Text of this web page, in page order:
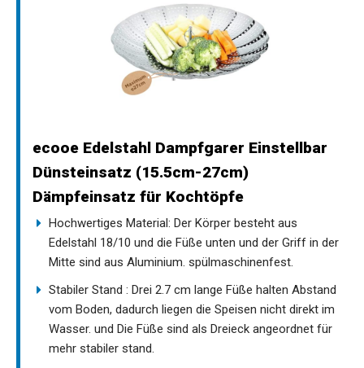
ecooe Edelstahl Dampfgarer Einstellbar
Dünsteinsatz (15.5cm-27cm)
Dämpfeinsatz für Kochtöpfe
Hochwertiges Material: Der Körper besteht aus
Edelstahl 18/10 und die Füße unten und der Griff in der
Mitte sind aus Aluminium. spülmaschinenfest.
Stabiler Stand : Drei 2.7 cm lange Füße halten Abstand
vom Boden, dadurch liegen die Speisen nicht direkt im
Wasser. und Die Füße sind als Dreieck angeordnet für
mehr stabiler stand.